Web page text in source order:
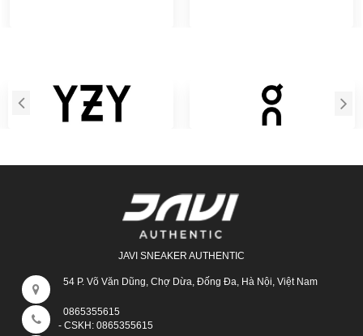
JAVI SNEAKER AUTHENTIC
54 P. Võ Văn Dũng, Chợ Dừa, Đống Đa, Hà Nội, Việt Nam
0865355615
- CSKH: 0865355615